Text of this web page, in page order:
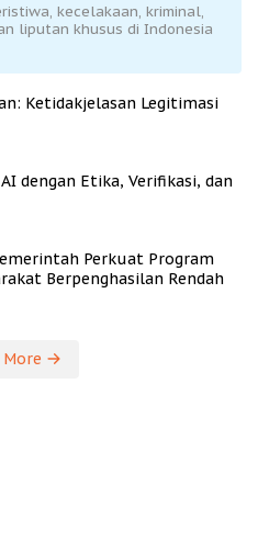
kecelakaan, kriminal,
liputan khusus di Indonesia
Ketidakjelasan Legitimasi
dengan Etika, Verifikasi, dan
Perkuat Program
Berpenghasilan Rendah